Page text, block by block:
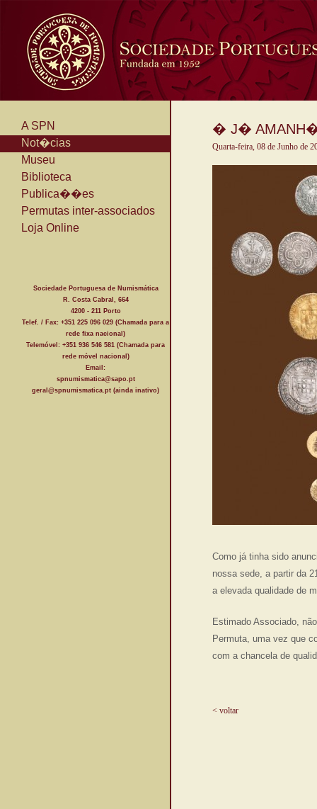
A SPN
Not�cias
Museu
Biblioteca
Publica��es
Permutas inter-associados
Loja Online
Sociedade Portuguesa de Numismática
R. Costa Cabral, 664
4200 - 211 Porto
Telef. / Fax: +351 225 096 029 (Chamada para a
rede fixa nacional)
Telemóvel: +351 936 546 581 (Chamada para
rede móvel nacional)
Email:
spnumismatica@sapo.pt
geral@spnumismatica.pt (ainda inativo)
� J� AMANH�,
Quarta-feira, 08 de Junho de
Como já tinha sido
nossa sede, a partir da
a elevada qualidade de
Estimado Associado,
Permuta, uma vez que
com a chancela de
< voltar